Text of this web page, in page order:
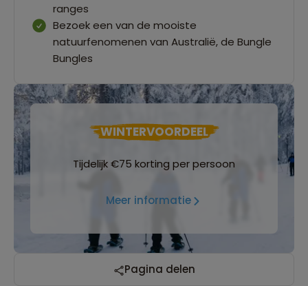
ranges
Bezoek een van de mooiste
natuurfenomenen van Australië, de Bungle
Bungles
WINTERVOORDEEL
Tijdelijk €75 korting per persoon
Meer informatie
Pagina delen